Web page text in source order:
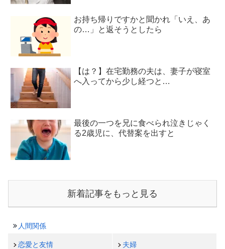
お持ち帰りですかと聞かれ「いえ、あ
の…」と返そうとしたら
【は？】在宅勤務の夫は、妻子が寝室
へ入ってから少し経つと…
最後の一つを兄に食べられ泣きじゃく
る2歳児に、代替案を出すと
新着記事をもっと見る
人間関係
恋愛と友情 夫婦